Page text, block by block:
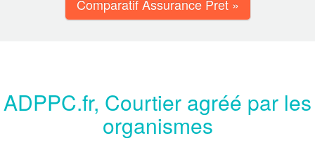
Comparatif Assurance Pret »
ADPPC.fr, Courtier agréé par les
organismes